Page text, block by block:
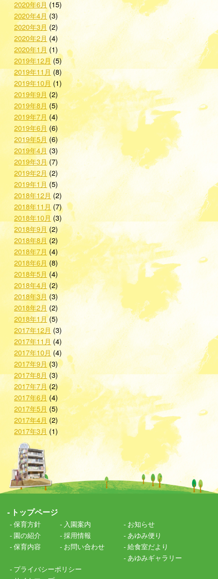
2020年6月 (15)
2020年4月(3)
2020年3月(2)
2020年2月 (4)
2020年1月 (1)
2019年12月 (5)
2019年11月(8)
2019年10月 (1)
2019年9月 (2)
2019年8月 (5)
2019年7月 (4)
2019年6月 (6)
2019年5月 (6)
2019年4月(3)
2019年3月(7)
2019年2月(2)
2019年1月 (5)
2018年12月(2)
2018年11月(7)
2018年10月(3)
2018年9月(2)
2018年8月 (2)
2018年7月 (4)
2018年6月 (8)
2018年5月(4)
2018年4月(2)
2018年3月 (3)
2018年2月 (2)
2018年1月(5)
2017年12月 (3)
2017年11月 (4)
2017年10月 (4)
2017年9月(3)
2017年8月(3)
2017年7月(2)
2017年6月 (4)
2017年5月 (5)
2017年4月 (2)
2017年3月(1)
トップページ
保育方針
園の紹介
保育内容
入園案内
採用情報
お問い合わせ
お知らせ
あゆみ便り
給食室だより
あゆみギャラリー
プライバシーポリシー